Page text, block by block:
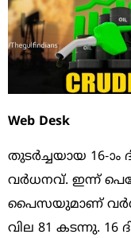
Web Desk
തുടര്‍ച്ചയായ 16-
വര്‍ധനവ്. ഇന്ന്
പെെസയുമാണ്
വില 81 കടന്നു. 16